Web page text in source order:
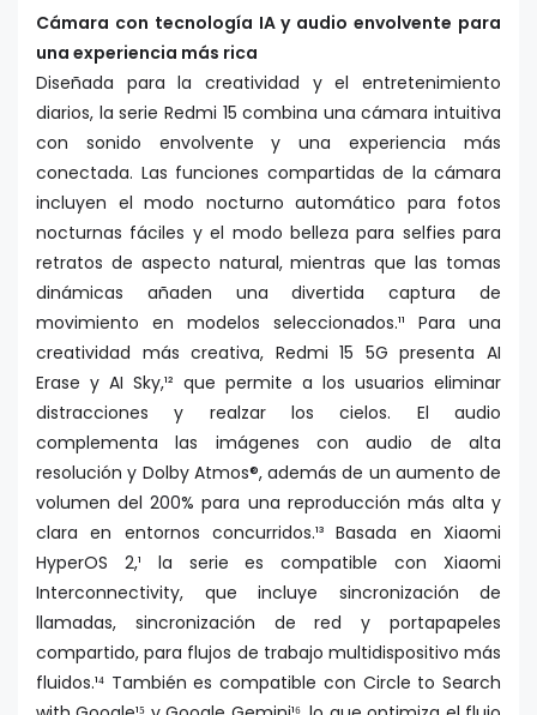
Cámara con tecnología IA y audio envolvente para
una experiencia más rica
Diseñada para la creatividad y el entretenimiento
diarios, la serie Redmi 15 combina una cámara intuitiva
con sonido envolvente y una experiencia más
conectada. Las funciones compartidas de la cámara
incluyen el modo nocturno automático para fotos
nocturnas fáciles y el modo belleza para selfies para
retratos de aspecto natural, mientras que las tomas
dinámicas añaden una divertida captura de
movimiento en modelos seleccionados.¹¹ Para una
creatividad más creativa, Redmi 15 5G presenta AI
Erase y AI Sky,¹² que permite a los usuarios eliminar
distracciones y realzar los cielos. El audio
complementa las imágenes con audio de alta
resolución y Dolby Atmos®, además de un aumento de
volumen del 200% para una reproducción más alta y
clara en entornos concurridos.¹³ Basada en Xiaomi
HyperOS 2,¹ la serie es compatible con Xiaomi
Interconnectivity, que incluye sincronización de
llamadas, sincronización de red y portapapeles
compartido, para flujos de trabajo multidispositivo más
fluidos.¹⁴ También es compatible con Circle to Search